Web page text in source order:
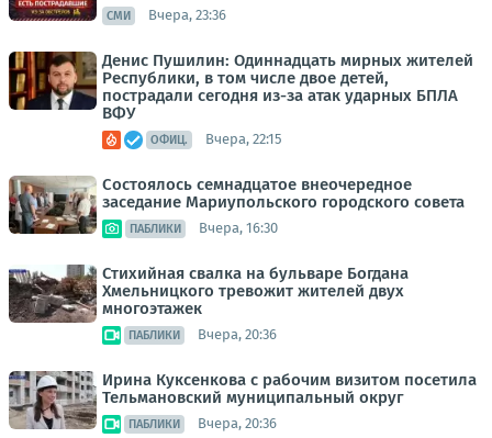
СМИ Вчера, 23:36
Денис Пушилин: Одиннадцать мирных жителей
Республики, в том числе двое детей,
пострадали сегодня из-за атак ударных БПЛА
ВФУ
ОФИЦ. Вчера, 22:15
Состоялось семнадцатое внеочередное
заседание Мариупольского городского совета
ПАБЛИКИ Вчера, 16:30
Стихийная свалка на бульваре Богдана
Хмельницкого тревожит жителей двух
многоэтажек
ПАБЛИКИ Вчера, 20:36
Ирина Куксенкова с рабочим визитом посетила
Тельмановский муниципальный округ
ПАБЛИКИ Вчера, 20:36